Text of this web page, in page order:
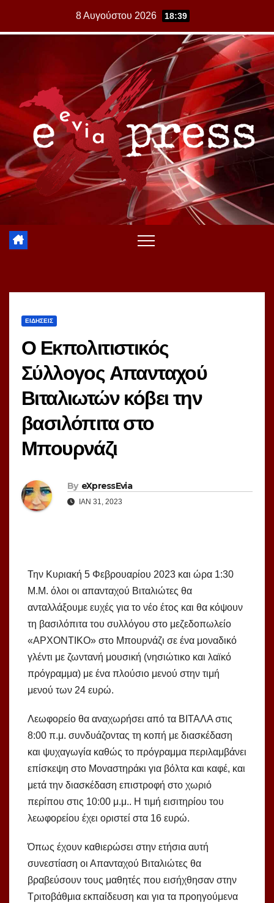
8 Αυγούστου 2026 18:39
ΕΙΔΗΣΕΙΣ
Ο Εκπολιτιστικός
Σύλλογος Απανταχού
Βιταλιωτών κόβει την
βασιλόπιτα στο
Μπουρνάζι
By eXpressEvia
ΙΑΝ 31, 2023
Την Κυριακή 5 Φεβρουαρίου 2023 και ώρα 1:30
Μ.Μ. όλοι οι απανταχού Βιταλιώτες θα
ανταλλάξουμε ευχές για το νέο έτος και θα κόψουν
τη βασιλόπιτα του συλλόγου στο μεζεδοπωλείο
«ΑΡΧΟΝΤΙΚΟ» στο Μπουρνάζι σε ένα μοναδικό
γλέντι με ζωντανή μουσική (νησιώτικο και λαϊκό
πρόγραμμα) με ένα πλούσιο μενού στην τιμή
μενού των 24 ευρώ.
Λεωφορείο θα αναχωρήσει από τα ΒΙΤΑΛΑ στις
8:00 π.μ. συνδυάζοντας τη κοπή με διασκέδαση
και ψυχαγωγία καθώς το πρόγραμμα περιλαμβάνει
επίσκεψη στο Μοναστηράκι για βόλτα και καφέ, και
μετά την διασκέδαση επιστροφή στο χωριό
περίπου στις 10:00 μ.μ.. Η τιμή εισιτηρίου του
λεωφορείου έχει οριστεί στα 16 ευρώ.
Όπως έχουν καθιερώσει στην ετήσια αυτή
συνεστίαση οι Απανταχού Βιταλιώτες θα
βραβεύσουν τους μαθητές που εισήχθησαν στην
Τριτοβάθμια εκπαίδευση και για τα προηγούμενα